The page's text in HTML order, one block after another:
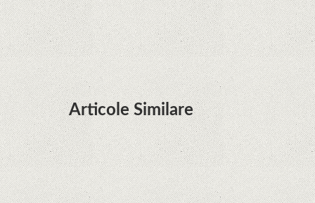
şi e mai curând decât credeam; Are cameră
telephoto cu zoom optic variabil
Articole Similare
Microsoft lucrează la dezvoltarea unui procesor
proprietar pentru dispozitivele Surface